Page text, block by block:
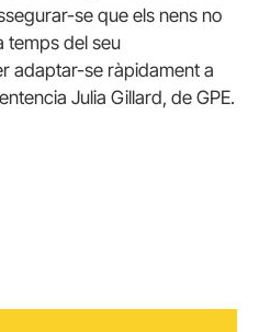
se que els nens no
temps del seu
adaptar-se ràpidament a
Julia Gillard, de GPE.